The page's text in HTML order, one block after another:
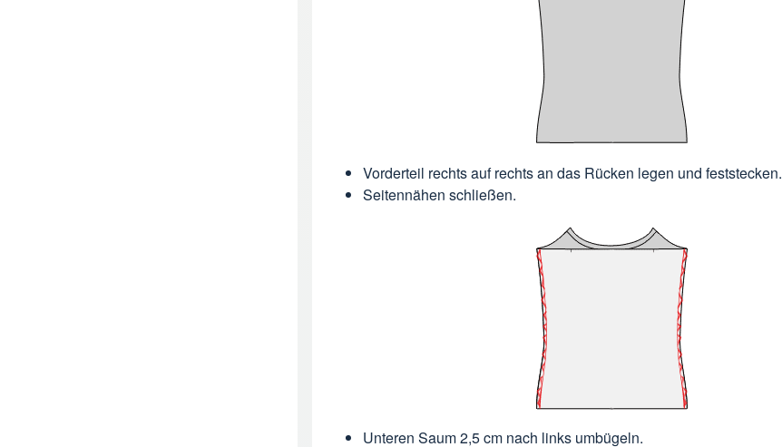
Vorderteil rechts auf rechts an das Rücken legen und feststecken.
Seitennähen schließen.
Unteren Saum 2,5 cm nach links umbügeln.